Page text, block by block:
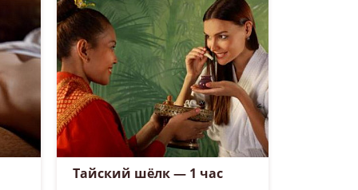
Тайский шёлк — 1 час